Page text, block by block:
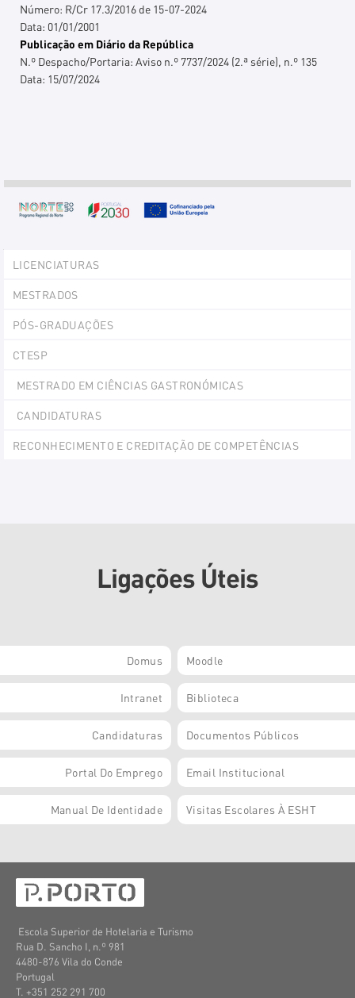
Número: R/Cr 17.3/2016 de 15-07-2024
Data: 01/01/2001
Publicação em Diário da República
N.º Despacho/Portaria: Aviso n.º 7737/2024 (2.ª série), n.º 135
Data: 15/07/2024
Portlet
LICENCIATURAS
MESTRADOS
PÓS-GRADUAÇÕES
CTESP
MESTRADO EM CIÊNCIAS GASTRONÓMICAS
CANDIDATURAS
RECONHECIMENTO E CREDITAÇÃO DE COMPETÊNCIAS
Ligações Úteis
Domus Moodle
Intranet Biblioteca
Candidaturas Documentos Públicos
Portal Do Emprego Email Institucional
Manual De Identidade Visitas Escolares À ESHT
Escola Superior de Hotelaria e Turismo
Rua D. Sancho I, n.º 981
4480-876 Vila do Conde
Portugal
T. +351 252 291 700